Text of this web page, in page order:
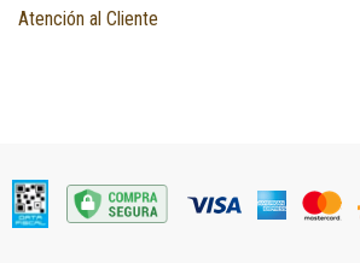
Atención al Cliente